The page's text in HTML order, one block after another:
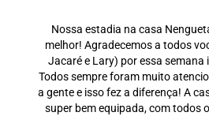
Nossa estadia na casa
melhor! Agradecemos a todos
Jacaré e Lary) por essa semana
Todos sempre foram muito
a gente e isso fez a diferença! A
super bem equipada, com todos